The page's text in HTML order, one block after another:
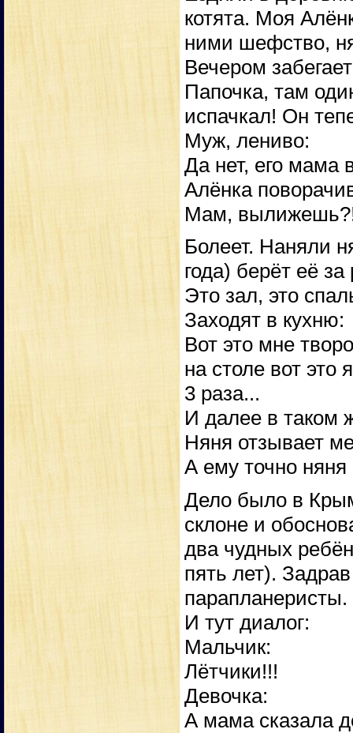
котята. Моя
ними шефство,
Вечером
Папочка, там
испачкал! Он
Муж, лениво:
Да нет, его мама
Алёнка
Мам,
Болеет. Наняли
года) берёт её
Это зал, это
Заходят в кухню:
Вот это мне
на столе вот это
3 раза...
И далее в таком
Няня отзывает
А ему точно няня
Дело было в
склоне и
два чудных
пять лет).
парапланеристы.
И тут диалог:
Мальчик:
Лётчики!!!
Девочка:
А мама сказала